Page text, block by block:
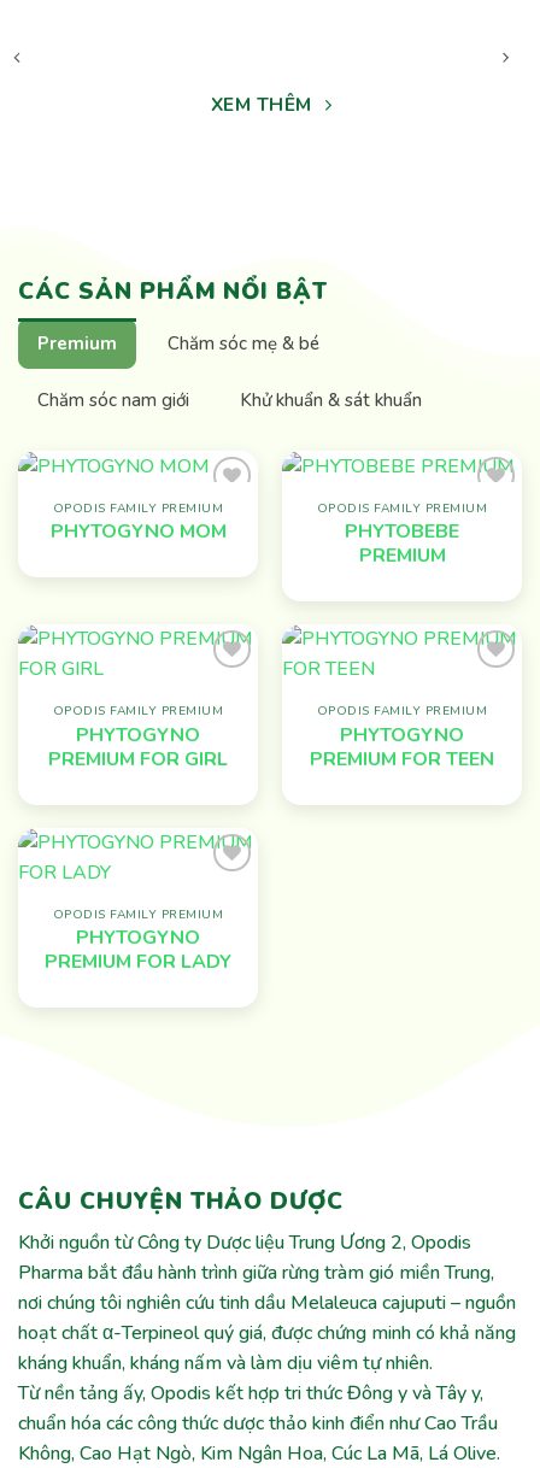
XEM THÊM
CÁC SẢN PHẨM NỔI BẬT
Premium Chăm sóc mẹ & bé
Chăm sóc nam giới Khử khuẩn & sát khuẩn
Add to
wishlist
OPODIS FAMILY PREMIUM
PHYTOGYNO MOM
Add to
OPODIS FAMILY PREMIUM
PHYTOBEBE
PREMIUM
wishlist
OPODIS FAMILY PREMIUM
PHYTOGYNO
PREMIUM FOR GIRL
wishlist
OPODIS FAMILY PREMIUM
PHYTOGYNO
PREMIUM FOR TEEN
wishlist
OPODIS FAMILY PREMIUM
PHYTOGYNO
PREMIUM FOR LADY
CÂU CHUYỆN THẢO DƯỢC
Khởi nguồn từ Công ty Dược liệu Trung Ương 2, Opodis
Pharma bắt đầu hành trình giữa rừng tràm gió miền Trung,
nơi chúng tôi nghiên cứu tinh dầu Melaleuca cajuputi – nguồn
hoạt chất α-Terpineol quý giá, được chứng minh có khả năng
kháng khuẩn, kháng nấm và làm dịu viêm tự nhiên.
Từ nền tảng ấy, Opodis kết hợp tri thức Đông y và Tây y,
chuẩn hóa các công thức dược thảo kinh điển như Cao Trầu
Không, Cao Hạt Ngò, Kim Ngân Hoa, Cúc La Mã, Lá Olive.